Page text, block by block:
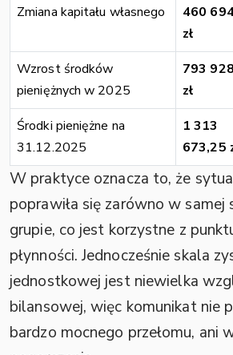
Zmiana kapitału własnego
460
zł
Wzrost środków
pieniężnych w 2025
793
zł
Środki pieniężne na
31.12.2025
1 313
673,25
W praktyce oznacza to, że
poprawiła się zarówno w samej
grupie, co jest korzystne z
płynności. Jednocześnie skala
jednostkowej jest niewielka
bilansowej, więc komunikat nie
bardzo mocnego przełomu, ani